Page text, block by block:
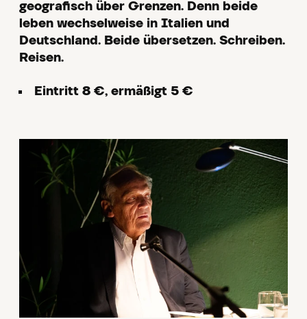
geografisch über Grenzen. Denn beide
leben wechselweise in Italien und
Deutschland. Beide übersetzen. Schreiben.
Reisen.
Eintritt 8 €, ermäßigt 5 €